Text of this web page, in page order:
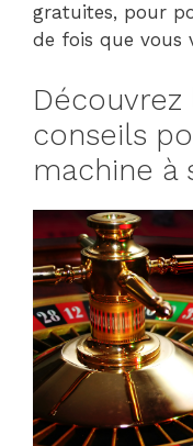
gratuites, pour
de fois que vous
conseils
machine à